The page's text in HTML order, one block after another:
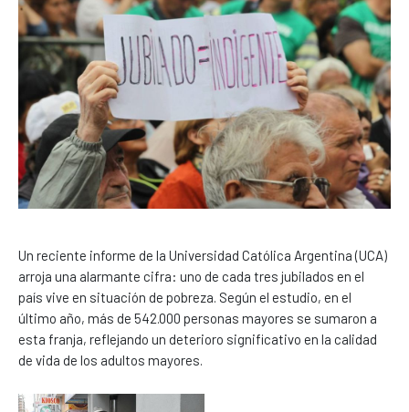
Un reciente informe de la Universidad Católica Argentina (UCA)
arroja una alarmante cifra: uno de cada tres jubilados en el
país vive en situación de pobreza. Según el estudio, en el
último año, más de 542.000 personas mayores se sumaron a
esta franja, reflejando un deterioro significativo en la calidad
de vida de los adultos mayores.